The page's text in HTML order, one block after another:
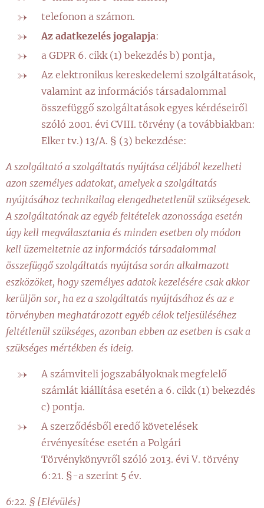
telefonon a számon.
Az adatkezelés jogalapja:
a GDPR 6. cikk (1) bekezdés b) pontja,
Az elektronikus kereskedelemi szolgáltatások,
valamint az információs társadalommal
összefüggő szolgáltatások egyes kérdéseiről
szóló 2001. évi CVIII. törvény (a továbbiakban:
Elker tv.) 13/A. § (3) bekezdése:
A szolgáltató a szolgáltatás nyújtása céljából kezelheti
azon személyes adatokat, amelyek a szolgáltatás
nyújtásához technikailag elengedhetetlenül szükségesek.
A szolgáltatónak az egyéb feltételek azonossága esetén
úgy kell megválasztania és minden esetben oly módon
kell üzemeltetnie az információs társadalommal
összefüggő szolgáltatás nyújtása során alkalmazott
eszközöket, hogy személyes adatok kezelésére csak akkor
kerüljön sor, ha ez a szolgáltatás nyújtásához és az e
törvényben meghatározott egyéb célok teljesüléséhez
feltétlenül szükséges, azonban ebben az esetben is csak a
szükséges mértékben és ideig.
A számviteli jogszabályoknak megfelelő
számlát kiállítása esetén a 6. cikk (1) bekezdés
c) pontja.
A szerződésből eredő követelések
érvényesítése esetén a Polgári
Törvénykönyvről szóló 2013. évi V. törvény
6:21. §-a szerint 5 év.
6:22. § [Elévülés]